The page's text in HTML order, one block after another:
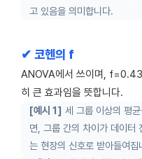
고 있음을 의미합니다.
✔ 코헨의 f
ANOVA에서 쓰이며,
히 큰 효과임을 뜻합니다.
[예시 1] 세 그룹 이상의 평
면, 그룹 간의 차이가 데이터
는 현장의 신호로 받아들여집